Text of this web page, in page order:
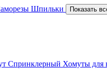
Шпильки Показать
Спринклерный Хомуты для